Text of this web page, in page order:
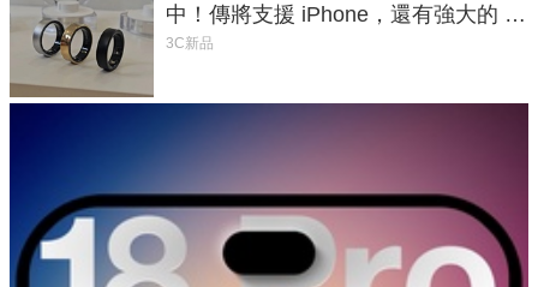
中！傳將支援 iPhone，還有強大的 AI
與智慧家電連動功能
3C新品